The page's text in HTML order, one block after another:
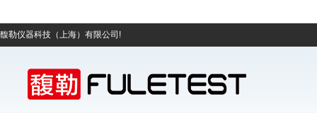
馥勒仪器科技（上海）有限公司!